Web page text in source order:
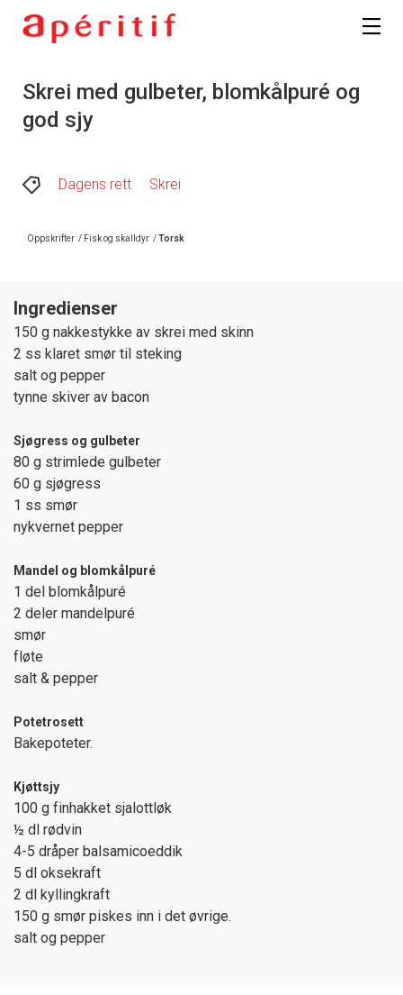
Registrer deg
Skrei med gulbeter, blomkålpuré og
god sjy
Dagens rett Skrei
Oppskrifter / Fisk og skalldyr /Torsk
Ingredienser
150 g nakkestykke av skrei med skinn
2 ss klaret smør til steking
salt og pepper
tynne skiver av bacon
Sjøgress og gulbeter
80 g strimlede gulbeter
60 g sjøgress
1 ss smør
nykvernet pepper
Mandel og blomkålpuré
1 del blomkålpuré
2 deler mandelpuré
smør
fløte
salt & pepper
Potetrosett
Bakepoteter.
Kjøttsjy
100 g finhakket sjalottløk
½ dl rødvin
4-5 dråper balsamicoeddik
5 dl oksekraft
2 dl kyllingkraft
150 g smør piskes inn i det øvrige.
salt og pepper